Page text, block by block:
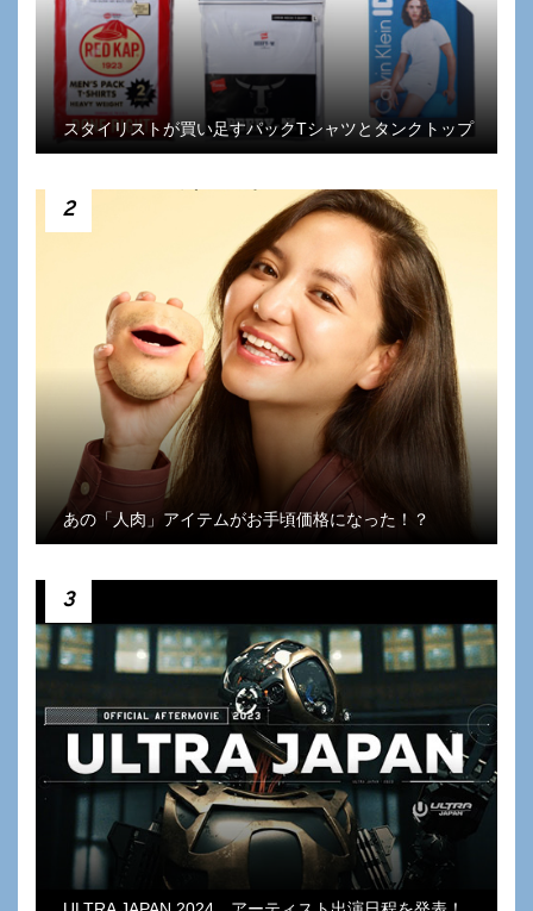
スタイリストが買い足すパックTシャツとタンクトップ
2
あの「人肉」アイテムがお手頃価格になった！？
3